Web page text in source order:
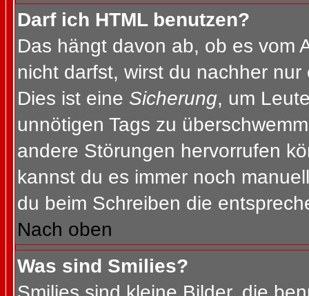
Darf ich HTML benutzen?
Das hängt davon ab, ob es vom
nicht darfst, wirst du nachher
Dies ist eine Sicherung, um
unnötigen Tags zu
andere Störungen hervorrufen
kannst du es immer noch
du beim Schreiben die
Nach oben
Was sind Smilies?